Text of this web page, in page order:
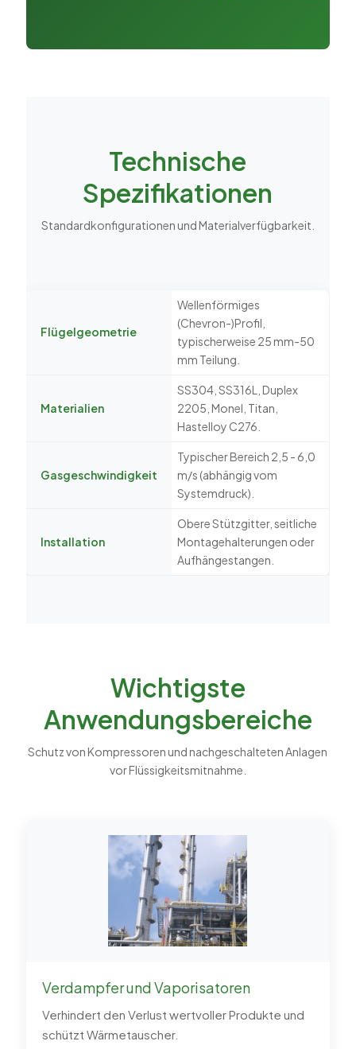
Technische
Spezifikationen
Standardkonfigurationen und Materialverfügbarkeit.
Flügelgeometrie
Wellenförmiges
(Chevron-)Profil,
typischerweise 25 mm-50
mm Teilung.
Materialien
SS304, SS316L, Duplex
2205, Monel, Titan,
Hastelloy C276.
Gasgeschwindigkeit
Typischer Bereich 2,5 - 6,0
m/s (abhängig vom
Systemdruck).
Installation
Obere Stützgitter, seitliche
Montagehalterungen oder
Aufhängestangen.
Wichtigste
Anwendungsbereiche
Schutz von Kompressoren und nachgeschalteten Anlagen
vor Flüssigkeitsmitnahme.
Verdampfer und Vaporisatoren
Verhindert den Verlust wertvoller Produkte und
schützt Wärmetauscher.